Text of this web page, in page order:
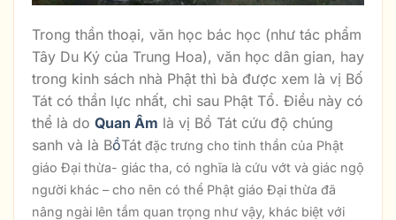
Trong thần thoại, văn học bác học (như tác phẩm
Tây Du Ký của Trung Hoa), văn học dân gian, hay
trong kinh sách nhà Phật thì bà được xem là vị Bố
Tát có thần lực nhất, chỉ sau Phật Tổ. Điều này có
thể là do Quan Âm là vị Bồ Tát cứu độ chúng
sanh và là BồTát đặc trưng cho tinh thần của Phật
giáo Đại thừa- giác tha, có nghĩa là cứu vớt và giác ngộ
người khác – cho nên có thể Phật giáo Đại thừa đã
nâng ngài lên tầm quan trọng như vậy, khác biệt với